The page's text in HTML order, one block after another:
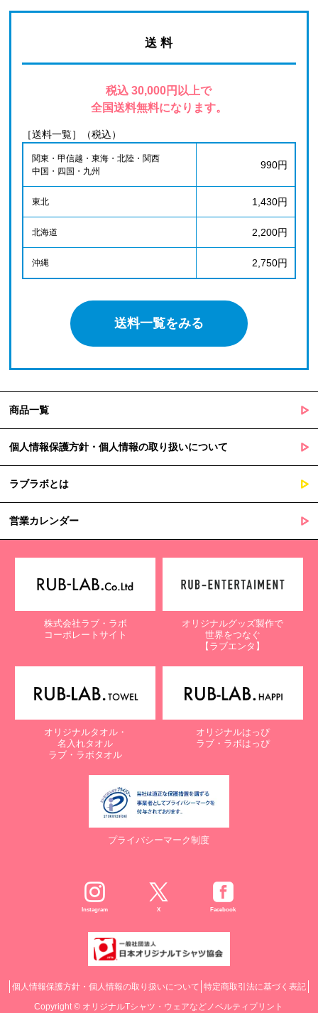
送 料
税込 30,000円以上で
全国送料無料になります。
［送料一覧］（税込）
関東・甲信越・東海・北陸・関西
中国・四国・九州
990円
東北 1,430円
北海道 2,200円
沖縄 2,750円
送料一覧をみる
商品一覧
個人情報保護方針・個人情報の取り扱いについて
ラブラボとは
営業カレンダー
株式会社ラブ・ラボ
コーポレートサイト
オリジナルグッズ製作で
世界をつなぐ
【ラブエンタ】
オリジナルタオル・
名入れタオル
ラブ・ラボタオル
オリジナルはっぴ
ラブ・ラボはっぴ
プライバシーマーク制度
Instagram X Facebook
個人情報保護方針・個人情報の取り扱いについて 特定商取引法に基づく表記
Copyright © オリジナルTシャツ・ウェアなどノベルティプリント